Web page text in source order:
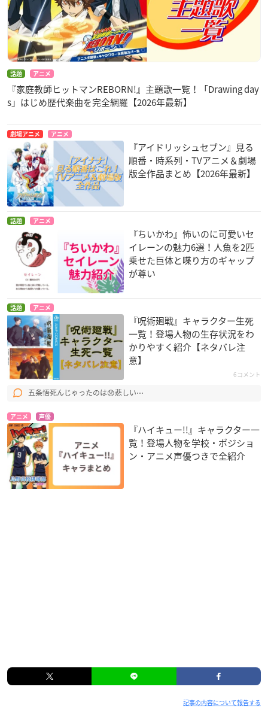
話題 アニメ
『家庭教師ヒットマンREBORN!』主題歌一覧！「Drawing day
s」はじめ歴代楽曲を完全網羅【2026年最新】
劇場アニメ アニメ
『アイドリッシュセブン』見る
順番・時系列・TVアニメ＆劇場
版全作品まとめ【2026年最新】
話題 アニメ
『ちいかわ』怖いのに可愛いセ
イレーンの魅力6選！人魚を2匹
乗せた巨体と喋り方のギャップ
が尊い
話題 アニメ
『呪術廻戦』キャラクター生死
一覧！登場人物の生存状況をわ
かりやすく紹介【ネタバレ注
意】
6コメント
五条悟死んじゃったのは😞悲しい⋯
アニメ 声優
『ハイキュー!!』キャラクター一
覧！登場人物を学校・ポジショ
ン・アニメ声優つきで全紹介
記事の内容について報告する